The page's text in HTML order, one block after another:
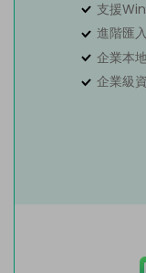
支援
進階匯
企業本
企業級